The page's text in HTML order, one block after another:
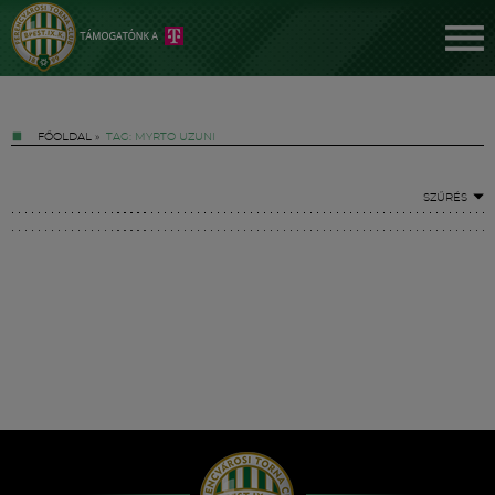
FŐOLDAL » TAG: MYRTO UZUNI
SZŰRÉS
Hírek